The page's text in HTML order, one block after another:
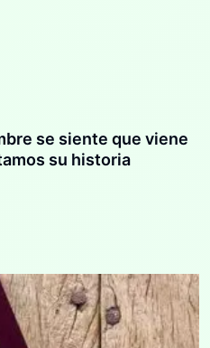
se siente que viene
su historia